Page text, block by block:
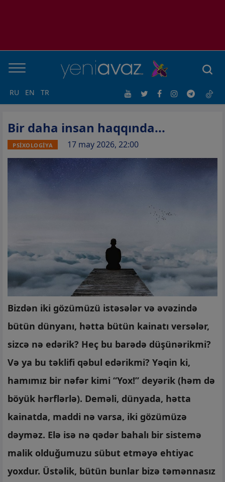
RU EN TR
Bir daha insan haqqında...
PSİXOLOGİYA 17 may 2026, 22:00
Bizdən iki gözümüzü istəsələr və əvəzində
bütün dünyanı, hətta bütün kainatı versələr,
sizcə nə edərik? Heç bu barədə düşünərikmi?
Və ya bu təklifi qəbul edərikmi? Yəqin ki,
hamımız bir nəfər kimi “Yox!” deyərik (həm də
böyük hərflərlə). Deməli, dünyada, hətta
kainatda, maddi nə varsa, iki gözümüzə
dəyməz. Elə isə nə qədər bahalı bir sistemə
malik olduğumuzu sübut etməyə ehtiyac
yoxdur. Üstəlik, bütün bunlar bizə təmənnasız